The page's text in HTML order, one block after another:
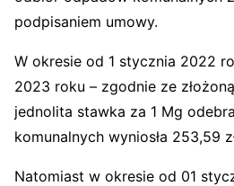
podpisaniem umowy.
W okresie od 1 stycznia 2022
2023 roku – zgodnie ze
jednolita stawka za 1 Mg
komunalnych wyniosła 253,59
Natomiast w okresie od 01